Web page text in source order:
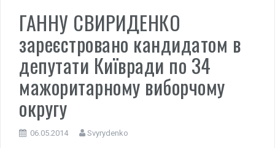
ГАННУ СВИРИДЕНКО
зареєстровано кандидатом в
депутати Київради по 34
мажоритарному виборчому
округу
06.05.2014 Svyrydenko